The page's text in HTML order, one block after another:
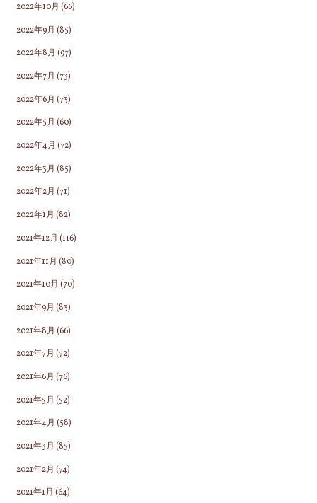
2022年10月 (66)
2022年9月 (85)
2022年8月 (97)
2022年7月 (73)
2022年6月 (73)
2022年5月 (60)
2022年4月 (72)
2022年3月 (85)
2022年2月 (71)
2022年1月 (82)
2021年12月 (116)
2021年11月 (80)
2021年10月 (70)
2021年9月 (83)
2021年8月 (66)
2021年7月 (72)
2021年6月 (76)
2021年5月 (52)
2021年4月 (58)
2021年3月 (85)
2021年2月 (74)
2021年1月 (64)